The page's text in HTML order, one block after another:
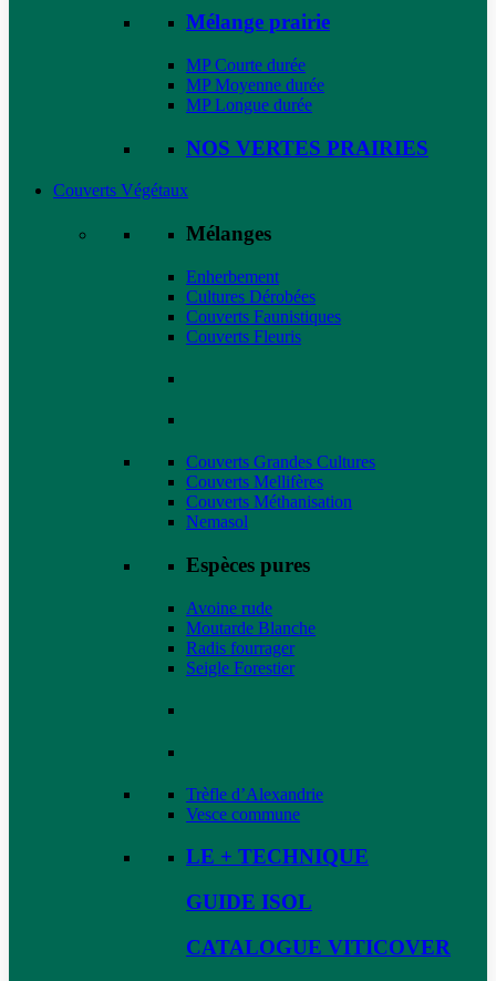
Mélange prairie
MP Courte durée
MP Moyenne durée
MP Longue durée
NOS VERTES PRAIRIES
Couverts Végétaux
Mélanges
Enherbement
Cultures Dérobées
Couverts Faunistiques
Couverts Fleuris
Couverts Grandes Cultures
Couverts Mellifères
Couverts Méthanisation
Nemasol
Espèces pures
Avoine rude
Moutarde Blanche
Radis fourrager
Seigle Forestier
Trèfle d’Alexandrie
Vesce commune
LE + TECHNIQUE
GUIDE ISOL
CATALOGUE VITICOVER